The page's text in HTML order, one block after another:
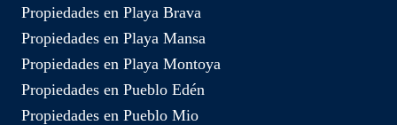
Propiedades en Playa Brava
Propiedades en Playa Mansa
Propiedades en Playa Montoya
Propiedades en Pueblo Edén
Propiedades en Pueblo Mio